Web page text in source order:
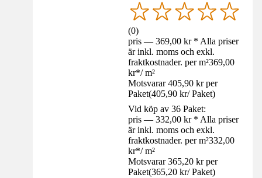
(0)
pris — 369,00 kr * Alla priser
är inkl. moms och exkl.
fraktkostnader. per m²369,00
kr*/ m²
Motsvarar 405,90 kr per
Paket(405,90 kr/ Paket)
Vid köp av 36 Paket:
pris — 332,00 kr * Alla priser
är inkl. moms och exkl.
fraktkostnader. per m²332,00
kr*/ m²
Motsvarar 365,20 kr per
Paket(365,20 kr/ Paket)